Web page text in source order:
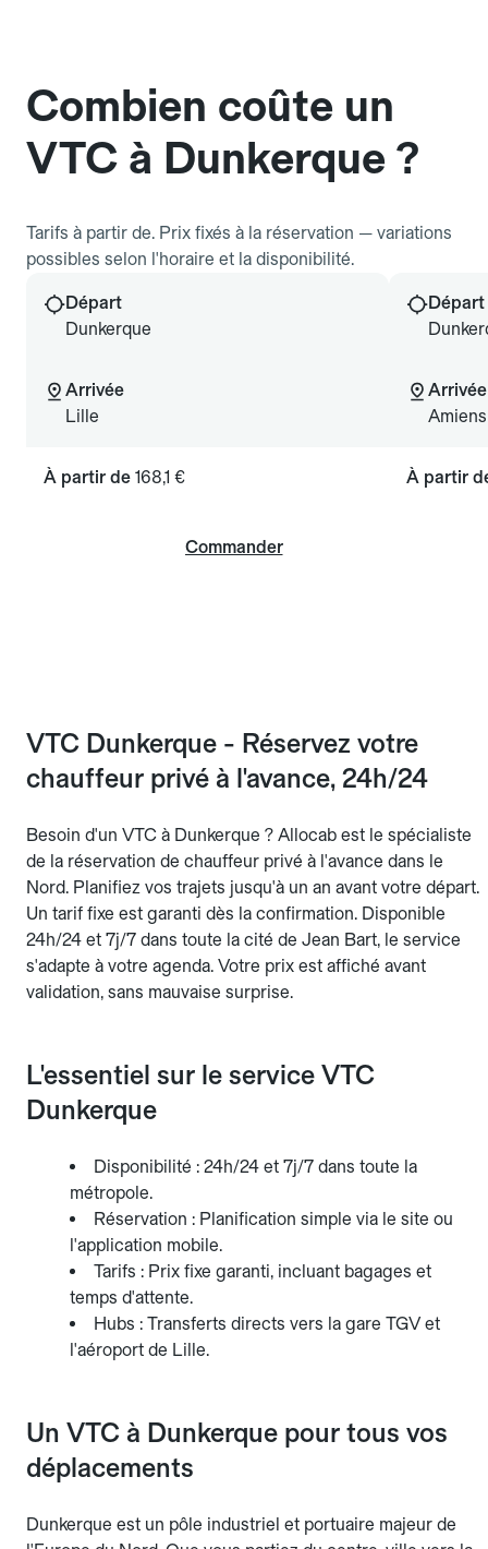
Combien coûte un
VTC à Dunkerque ?
Tarifs à partir de. Prix fixés à la réservation — variations
possibles selon l'horaire et la disponibilité.
Départ
Dunkerque
Arrivée
Lille
À partir de 168,1 €
Commander
Départ
Arrivée
Amiens
À partir
VTC Dunkerque - Réservez votre
chauffeur privé à l'avance, 24h/24
Besoin d'un VTC à Dunkerque ? Allocab est le spécialiste
de la réservation de chauffeur privé à l'avance dans le
Nord. Planifiez vos trajets jusqu'à un an avant votre départ.
Un tarif fixe est garanti dès la confirmation. Disponible
24h/24 et 7j/7 dans toute la cité de Jean Bart, le service
s'adapte à votre agenda. Votre prix est affiché avant
validation, sans mauvaise surprise.
L'essentiel sur le service VTC
Dunkerque
Disponibilité : 24h/24 et 7j/7 dans toute la
métropole.
Réservation : Planification simple via le site ou
l'application mobile.
Tarifs : Prix fixe garanti, incluant bagages et
temps d'attente.
Hubs : Transferts directs vers la gare TGV et
l'aéroport de Lille.
Un VTC à Dunkerque pour tous vos
déplacements
Dunkerque est un pôle industriel et portuaire majeur de